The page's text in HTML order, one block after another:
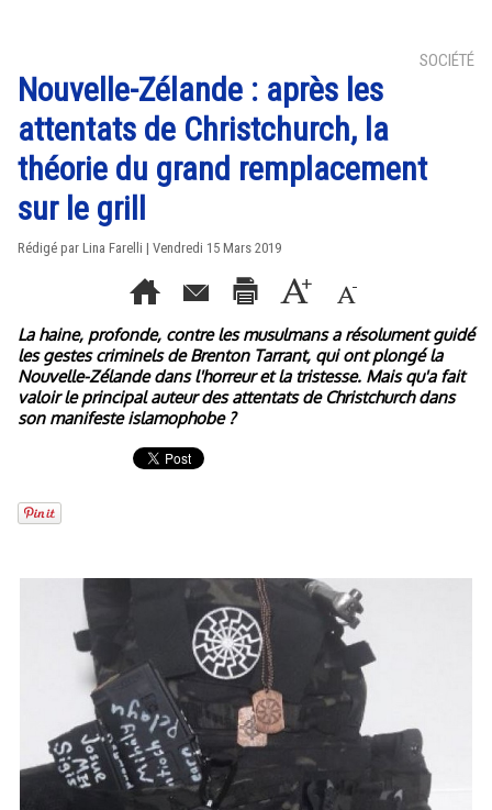
SOCIÉTÉ
Nouvelle-Zélande : après les
attentats de Christchurch, la
théorie du grand remplacement
sur le grill
Rédigé par Lina Farelli | Vendredi 15 Mars 2019
La haine, profonde, contre les musulmans a résolument guidé
les gestes criminels de Brenton Tarrant, qui ont plongé la
Nouvelle-Zélande dans l'horreur et la tristesse. Mais qu'a fait
valoir le principal auteur des attentats de Christchurch dans
son manifeste islamophobe ?